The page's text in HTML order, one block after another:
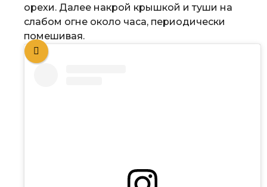
орехи. Далее накрой крышкой и туши на
слабом огне около часа, периодически
помешивая.